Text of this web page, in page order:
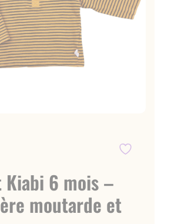
6 mois –
moutarde et